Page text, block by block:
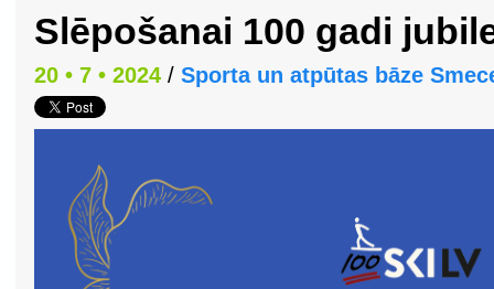
Slēpošanai 100 gadi
20 • 7 • 2024 / Sporta un atpūtas bāze